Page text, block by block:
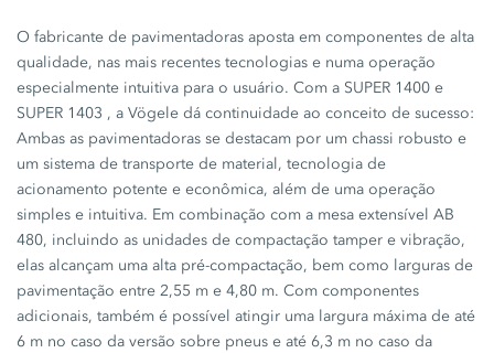
O fabricante de pavimentadoras aposta em componentes de alta
qualidade, nas mais recentes tecnologias e numa operação
especialmente intuitiva para o usuário. Com a SUPER 1400 e
SUPER 1403 , a Vögele dá continuidade ao conceito de sucesso:
Ambas as pavimentadoras se destacam por um chassi robusto e
um sistema de transporte de material, tecnologia de
acionamento potente e econômica, além de uma operação
simples e intuitiva. Em combinação com a mesa extensível AB
480, incluindo as unidades de compactação tamper e vibração,
elas alcançam uma alta pré-compactação, bem como larguras de
pavimentação entre 2,55 m e 4,80 m. Com componentes
adicionais, também é possível atingir uma largura máxima de até
6 m no caso da versão sobre pneus e até 6,3 m no caso da